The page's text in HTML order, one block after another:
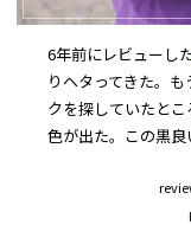
6年前にレビューし
りヘタってきた。
クを探していたと
色が出た。この黒良